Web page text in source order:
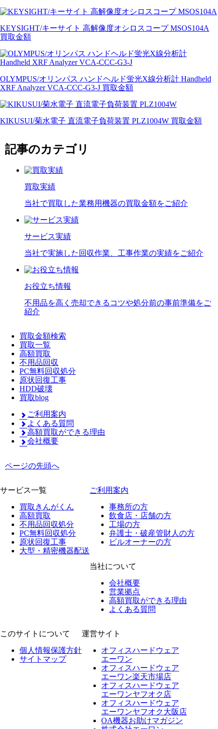
KEYSIGHT/キーサイト 高解像度オシロスコープ MSOS104A
買取金額
OLYMPUS/オリンパス ハンドヘルド蛍光X線分析計 Handheld
XRF Analyzer VCA-CCC-G3-J 買取金額
KIKUSUI/菊水電子 直流電子負荷装置 PLZ1004W 買取金額
記事のカテゴリ
買取実績
当社で買取した業務用機器の買取金額をご紹介
サービス実績
当社で実施した回収作業、工事作業の実績をご紹介
お役立ち情報
不用品を高く売却できるコツや処分前の事前準備をご
紹介
買取金額検索
買取一覧
高額買取
不用品回収
PC無料回収処分
原状回復工事
HDD破壊
買取blog
ご利用案内
よくある質問
高額買取ができる理由
会社概要
ページの先頭へ
サービス一覧
買取きんがくん
高額買取
不用品回収処分
PC無料回収処分
原状回復工事
大型・精密機器配送
ご利用案内
事務所の方
飲食店・店舗の方
工場の方
弁護士・破産管財人の方
ビルオーナーの方
当社について
会社概要
営業拠点
高額買取ができる理由
よくある質問
このサイトについて
個人情報保護方針
サイトマップ
運営サイト
オフィスハードウェア
エーワン
オフィスハードウェア
エーワン楽天市場店
オフィスハードウェア
エーワンヤフオク店
オフィスハードウェア
エーワンヤフオク大阪店
OA機器お助けマガジン